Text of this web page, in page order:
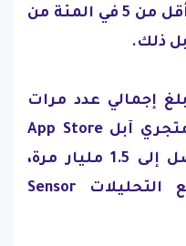
800 مليون مستخدم، لكن أقل من 5 في المئة من
ذلك.
إجمالي عدد مرات
تنزيل تطبيق TikTok عبر متجري آبل App Store
وجوجل Google Play ما يصل إلى 1.5 مليار مرة،
وذلك وفقًا لبيانات موقع التحليلات Sensor